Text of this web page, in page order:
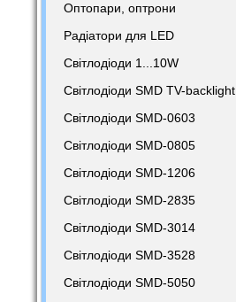
Оптопари, оптрони
Радіатори для LED
Світлодіоди 1...10W
Світлодіоди SMD TV-backlight
Світлодіоди SMD-0603
Світлодіоди SMD-0805
Світлодіоди SMD-1206
Світлодіоди SMD-2835
Світлодіоди SMD-3014
Світлодіоди SMD-3528
Світлодіоди SMD-5050